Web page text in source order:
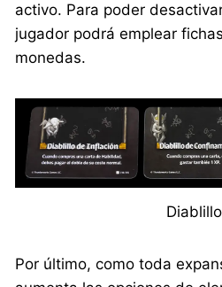
activo. Para poder
jugador podrá emplear
monedas.
Por último, como toda